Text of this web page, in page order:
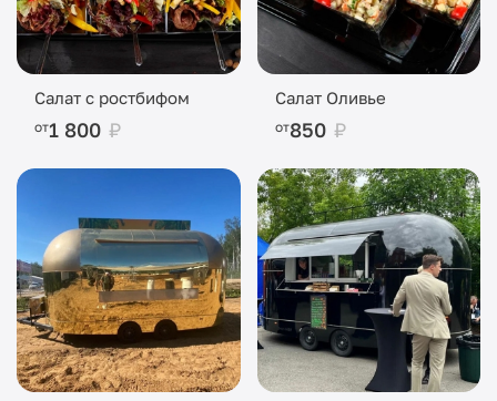
Салат с ростбифом
от1 800 ₽
Салат Оливье
от850 ₽